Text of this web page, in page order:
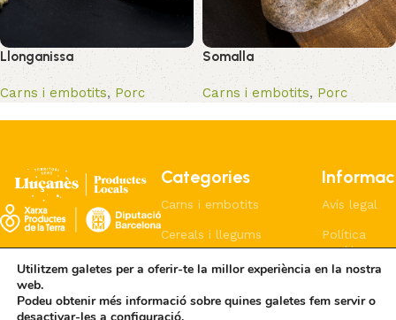
Llonganissa
Carns i embotits, Porc
Somalla
Carns i embotits,Porc
Categories
Carns i embotits
Cereals i llegums
Formatges i lactis
Pa i coques
Avís legal
Política
cookies
privacitat
Utilitzem galetes per a oferir-te la millor experiència en la nostra
web.
Podeu obtenir més informació sobre quines galetes fem servir o